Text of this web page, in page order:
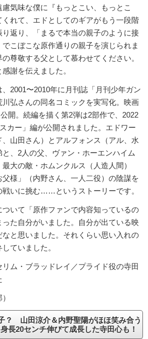
気味な僕に『もっとこい、もっとこ
れて、エドとしてのギアがもう一段階
返り、「まるで本当の親子のように接
こぼこな原作通りの親子を演じられま
尊敬する父として慕わせてください。
謝を伝えました。
2001〜2010年に月刊誌「月刊少年ガン
川弘さんの同名コミックを実写化。映画
開。続編を描く第2弾は2部作で、2022
カー」編が公開されました。エドワー
、山田さん）とアルフォンス（アル、水
、2人の父、ヴァン・ホーエンハイム
最大の敵・ホムンクルス（人造人間）
様」（内野さん、一人二役）の陰謀を
戦いに挑む……というストーリーです。
いて「原作ファンで内容知っているの
た自分がいました。自分が出ている映
と思いました。それくらい思い入れの
ていました。
ム・ブラッドレイ／プライド役の寺田
？ 山田涼介＆内野聖陽がほほ笑み合う
長20センチ伸びて成長した寺田心も！